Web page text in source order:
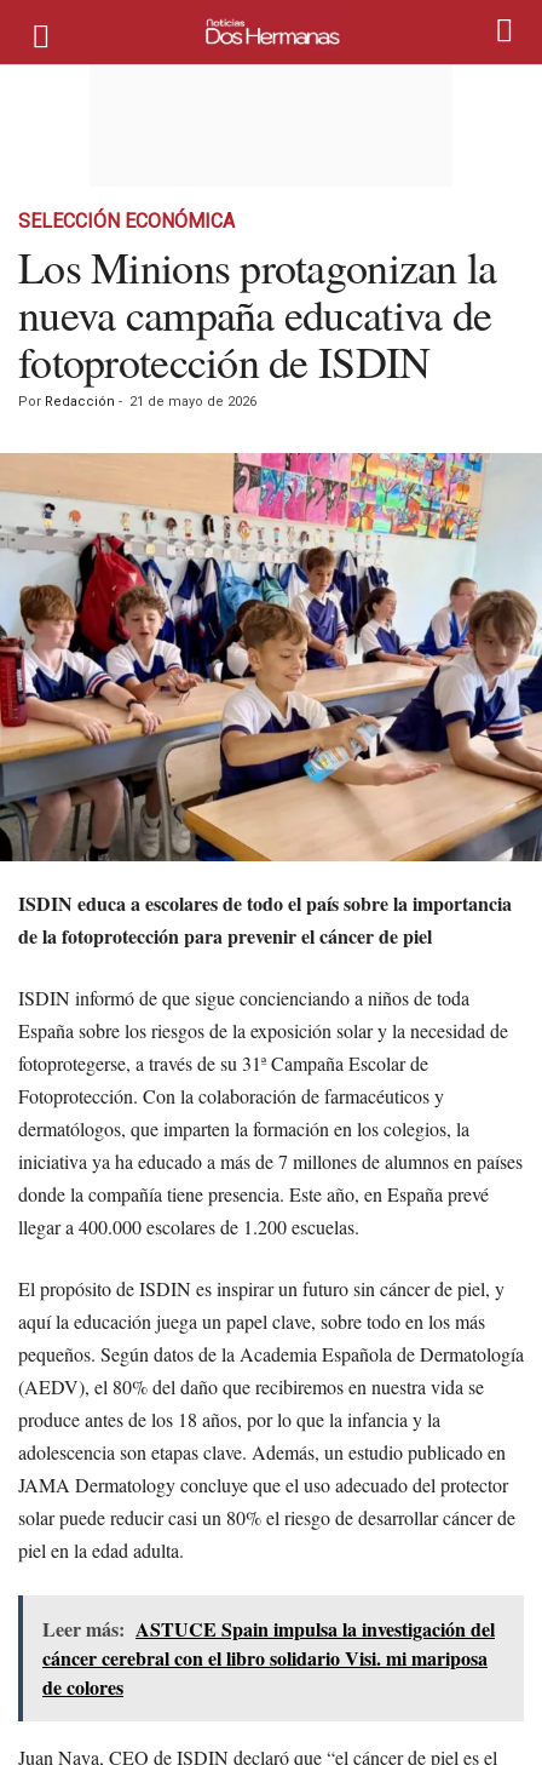
SELECCIÓN ECONÓMICA
Los Minions protagonizan la
nueva campaña educativa de
fotoprotección de ISDIN
Por Redacción - 21 de mayo de 2026
ISDIN educa a escolares de todo el país sobre la importancia
de la fotoprotección para prevenir el cáncer de piel
ISDIN informó de que sigue concienciando a niños de toda
España sobre los riesgos de la exposición solar y la necesidad de
fotoprotegerse, a través de su 31ª Campaña Escolar de
Fotoprotección. Con la colaboración de farmacéuticos y
dermatólogos, que imparten la formación en los colegios, la
iniciativa ya ha educado a más de 7 millones de alumnos en países
donde la compañía tiene presencia. Este año, en España prevé
llegar a 400.000 escolares de 1.200 escuelas.
El propósito de ISDIN es inspirar un futuro sin cáncer de piel, y
aquí la educación juega un papel clave, sobre todo en los más
pequeños. Según datos de la Academia Española de Dermatología
(AEDV), el 80% del daño que recibiremos en nuestra vida se
produce antes de los 18 años, por lo que la infancia y la
adolescencia son etapas clave. Además, un estudio publicado en
JAMA Dermatology concluye que el uso adecuado del protector
solar puede reducir casi un 80% el riesgo de desarrollar cáncer de
piel en la edad adulta.
Leer más: ASTUCE Spain impulsa la investigación del
cáncer cerebral con el libro solidario Visi. mi mariposa
de colores
Juan Naya, CEO de ISDIN declaró que “el cáncer de piel es el